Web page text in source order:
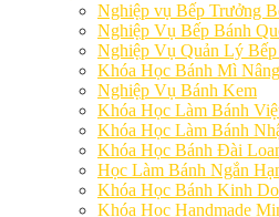
Nghiệp vụ Bếp Trưởng
Nghiệp Vụ Bếp Bánh
Nghiệp Vụ Quản Lý
Khóa Học Bánh Mì
Nghiệp Vụ Bánh Kem
Khóa Học Làm Bánh
Khóa Học Làm Bánh
Khóa Học Bánh Đài
Học Làm Bánh Ngắn
Khóa Học Bánh Kinh
Khóa Học Handmade